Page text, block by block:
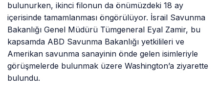
bulunurken, ikinci filonun da önümüzdeki 18 ay
içerisinde tamamlanması öngörülüyor. İsrail Savunma
Bakanlığı Genel Müdürü Tümgeneral Eyal Zamir, bu
kapsamda ABD Savunma Bakanlığı yetkilileri ve
Amerikan savunma sanayinin önde gelen isimleriyle
görüşmelerde bulunmak üzere Washington’a ziyarette
bulundu.